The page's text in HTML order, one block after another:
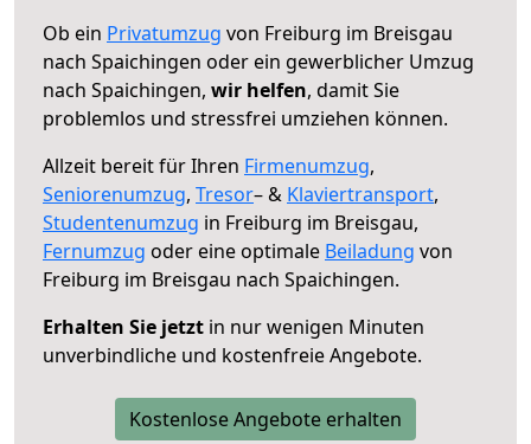
Ob ein Privatumzug von Freiburg im Breisgau
nach Spaichingen oder ein gewerblicher Umzug
nach Spaichingen, wir helfen, damit Sie
problemlos und stressfrei umziehen können.
Allzeit bereit für Ihren Firmenumzug,
Seniorenumzug, Tresor– & Klaviertransport,
Studentenumzug in Freiburg im Breisgau,
Fernumzug oder eine optimale Beiladung von
Freiburg im Breisgau nach Spaichingen.
Erhalten Sie jetzt in nur wenigen Minuten
unverbindliche und kostenfreie Angebote.
Kostenlose Angebote erhalten